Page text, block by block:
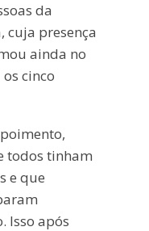
da
cuja presença
ainda no
cinco
todos tinham
e que
Isso após